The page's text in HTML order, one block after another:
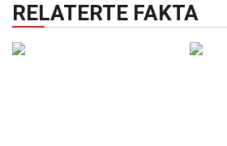
RELATERTE FAKTA